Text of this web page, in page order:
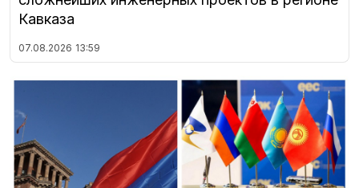
Кавказа
07.08.2026 13:59